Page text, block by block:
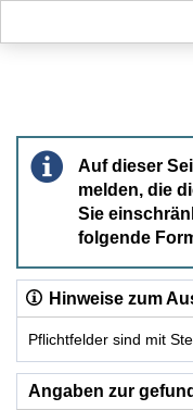
Barriere melden
Auf dieser
melden, die
Sie
folgende
Hinweise zum
Pflichtfelder sind mit
Dieses Formular
Angaben zur